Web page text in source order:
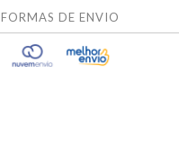
FORMAS DE ENVIO